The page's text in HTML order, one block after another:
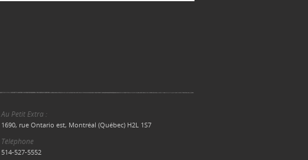
Au Petit Extra :
1690, rue Ontario est, Montréal (Québec) H2L 1S7
Téléphone
514-527-5552